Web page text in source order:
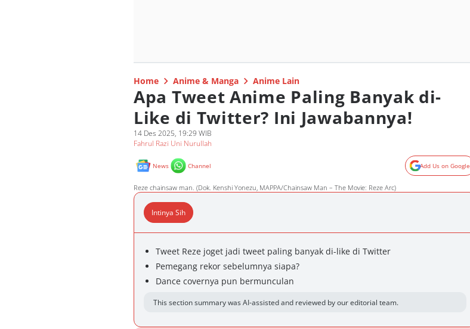
Home Anime & Manga Anime Lain
Apa Tweet Anime Paling Banyak di-
Like di Twitter? Ini Jawabannya!
14 Des 2025, 19:29 WIB
Fahrul Razi Uni Nurullah
News Channel Add Us on Google
Reze chainsaw man. (Dok. Kenshi Yonezu, MAPPA/Chainsaw Man – The Movie: Reze Arc)
Intinya Sih
Tweet Reze joget jadi tweet paling banyak di-like di Twitter
Pemegang rekor sebelumnya siapa?
Dance covernya pun bermunculan
This section summary was AI-assisted and reviewed by our editorial team.